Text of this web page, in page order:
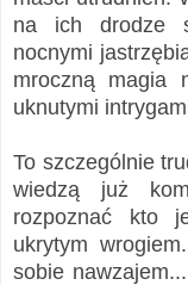
na ich drodze
nocnymi
mroczną magia
uknutymi
To szczególnie
wiedzą już
rozpoznać kto
ukrytym
sobie